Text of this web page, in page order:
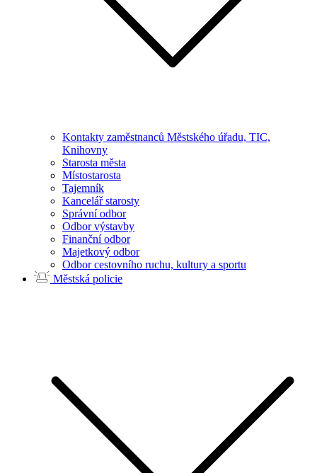
Kontakty zaměstnanců Městského úřadu, TIC,
Knihovny
Starosta města
Místostarosta
Tajemník
Kancelář starosty
Správní odbor
Odbor výstavby
Finanční odbor
Majetkový odbor
Odbor cestovního ruchu, kultury a sportu
Městská policie